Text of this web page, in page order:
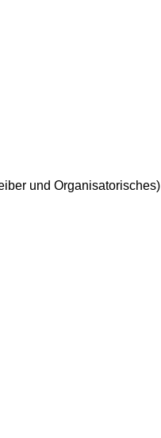
und Organisatorisches)